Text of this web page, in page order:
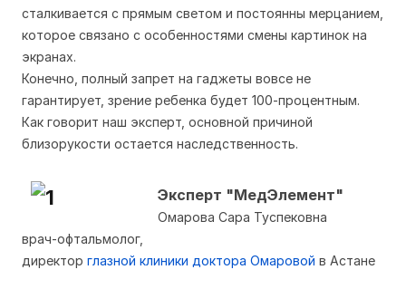
сталкивается с прямым светом и постоянны мерцанием,
которое связано с особенностями смены картинок на
экранах.
Конечно, полный запрет на гаджеты вовсе не
гарантирует, зрение ребенка будет 100-процентным.
Как говорит наш эксперт, основной причиной
близорукости остается наследственность.
Эксперт "МедЭлемент"
Омарова Сара Туспековна
врач-офтальмолог,
директор глазной клиники доктора Омаровой в Астане